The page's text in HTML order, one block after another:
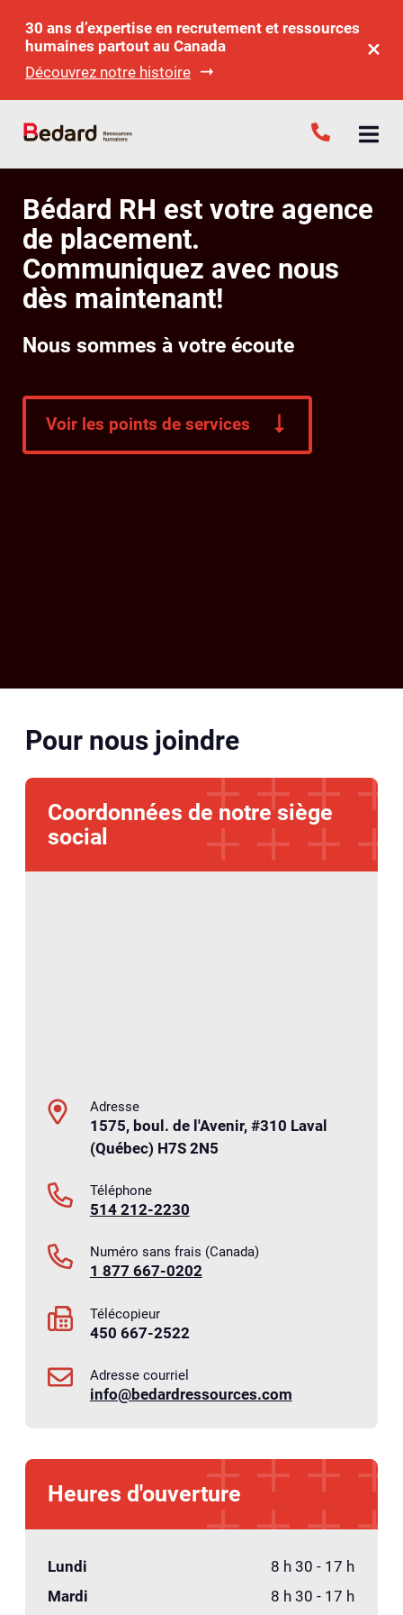
30 ans d’expertise en recrutement et ressources
humaines partout au Canada
Découvrez notre histoire
Bédard RH est votre agence
de placement.
Communiquez avec nous
dès maintenant!
Nous sommes à votre écoute
Voir les points de services
Pour nous joindre
Coordonnées de notre siège
social
Adresse
1575, boul. de l'Avenir, #310 Laval
(Québec) H7S 2N5
Téléphone
514 212-2230
Numéro sans frais (Canada)
1 877 667-0202
Télécopieur
450 667-2522
Adresse courriel
info@bedardressources.com
Heures d'ouverture
Lundi
8 h 30 - 17 h
Mardi
8 h 30 - 17 h